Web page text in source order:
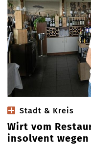
Stadt & Kreis
Wirt vom
insolvent